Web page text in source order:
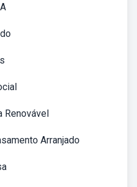
Renovável
Arranjado